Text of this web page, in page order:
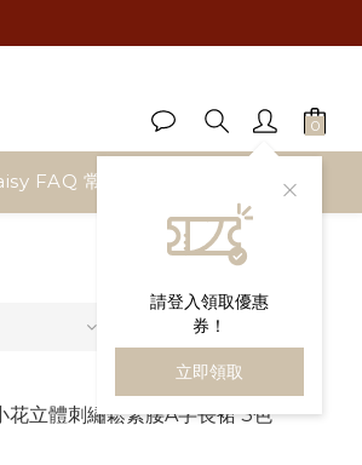
請登入領取優惠
券！
立即領取
FAQ 常見問題 部落格首頁
每頁顯示 24 個